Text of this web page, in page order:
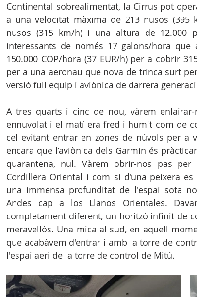
Continental sobrealimentat, la Cirrus pot
a una velocitat màxima de 213 nusos
nusos (315 km/h) i una altura de 12.000
interessants de només 17 galons/hora
150.000 COP/hora (37 EUR/h) per a cobrir
per a una aeronau que nova de trinca surt
versió full equip i aviònica de darrera
A tres quarts i cinc de nou, vàrem
ennuvolat i el matí era fred i humit com de
cel evitant entrar en zones de núvols per a
encara que l’aviònica dels Garmin és
quarantena, nul. Vàrem obrir-nos pas
Cordillera Oriental i com si d'una peixera
una immensa profunditat de l'espai sota
Andes cap a los Llanos Orientales.
completament diferent, un horitzó infinit de
meravellós. Una mica al sud, en aquell
que acabàvem d'entrar i amb la torre de
l'espai aeri de la torre de control de Mitú.